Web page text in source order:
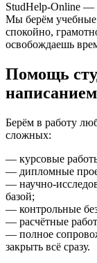
StudHelp-Online —
Мы берём учебные
спокойно,
освобождаешь
Помощь
Берём в работу
сложных:
— курсовые
— дипломные
— научно-
базой;
— контрольные
— расчётные
— полное
закрыть всё сразу.